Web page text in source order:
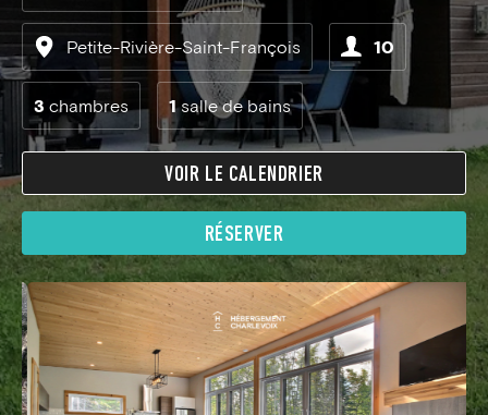
Petite-Rivière-Saint-François 10
3 chambres 1salle de bains
VOIR LE CALENDRIER
RÉSERVER